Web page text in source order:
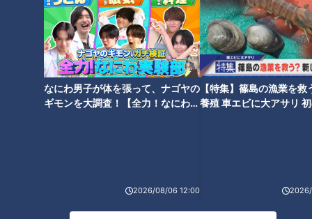
なにわ男子が体を張って、ナゴヤの
ギモンを大調査！【全力！なにわ実
2026/08/06 12:00
【特集】篠島の漁業を救
養殖 車エビに大アサリ
サービスエリアの中に水族館と
動物園！？年間来場者数約418
万人の「河川環境楽園」とは？
来場者に聞いたお楽しみランキ
“クセが強い”と話題！？三重・
名張市「赤目滝水族館」の展示
がユニークすぎる
日本でオスのシャチが見られる
水槽の中にマンション登場！？